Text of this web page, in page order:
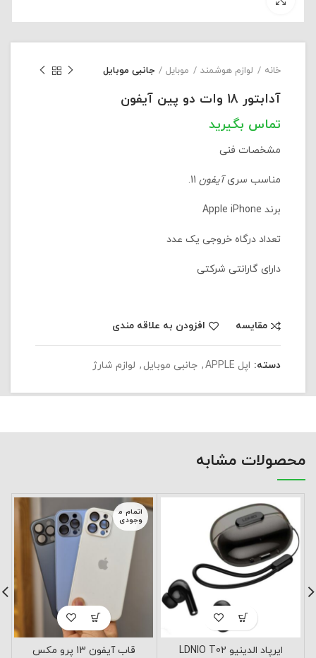
خانه لوازم هوشمند موبایل جانبی موبایل
آدابتور 18 وات دو پین آیفون
مشخصات فنی
مناسب سریآیفون
برند Apple iPhone
تعداد درگاه خروجی یک عدد
دارای گارانتی شرکتی
مقایسه افزودن به علاقه مندی
دسته: اپل APPLE , جانبی موبایل , لوازم شارژ
محصولات مشابه
ایرپاد الدینیو LDNIO T02
اتمام م
وجودی
قاب آیفون 13 پرو مکس